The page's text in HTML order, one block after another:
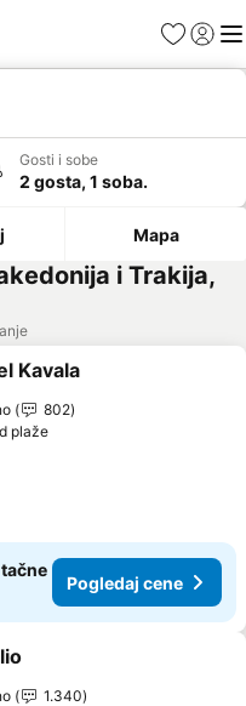
FavoritiPrijavi
Gosti i sobe
2 gosta, 1 soba.
Mapa
i Trakija,
u favorite
Kavala
802
plaže
Pogledaj cene
u favorite
1.340